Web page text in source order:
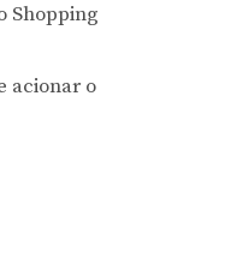
Shopping
acionar o